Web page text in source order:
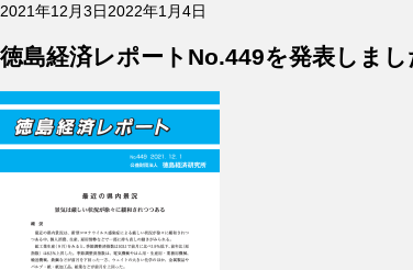
投
日:
2021年12月3日2022年1月4日
徳島経済レポートNo.449を発表しまし